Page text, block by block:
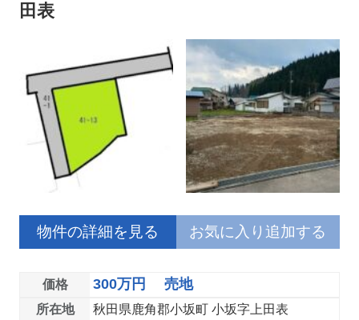
田表
物件の詳細を見る お気に入り追加する
価格 300万円 売地
所在地 秋田県鹿角郡小坂町 小坂字上田表